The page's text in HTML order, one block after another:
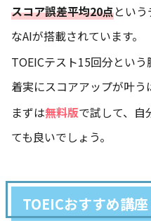
スコア誤差平均20点とい
なAIが搭載されています。
TOEICテスト15回分という
着実にスコアアップが叶う
まずは無料版で試して、自
ても良いでしょう。
TOEICおすすめ講